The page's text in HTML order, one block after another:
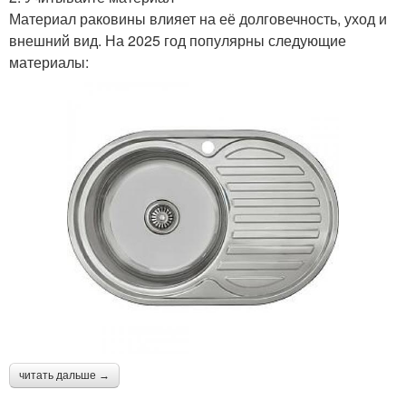
Материал раковины влияет на её долговечность, уход и
внешний вид. На 2025 год популярны следующие
материалы:
читать дальше →